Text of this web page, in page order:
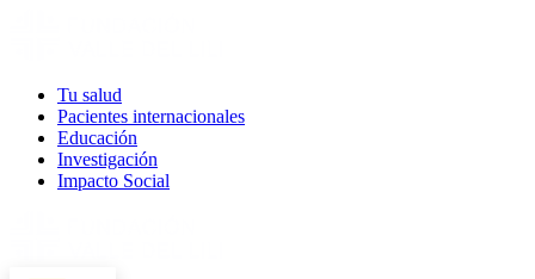
Tu salud
Pacientes internacionales
Educación
Investigación
Impacto Social